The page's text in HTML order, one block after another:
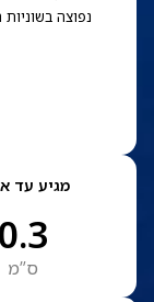
נפוצה
מגיע עד
0.3
ס”מ